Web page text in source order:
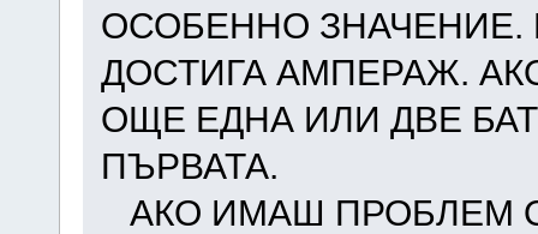
ОСОБЕННО
ДОСТИГА АМПЕРАЖ.
ОЩЕ ЕДНА ИЛИ ДВЕ
ПЪРВАТА.
АКО ИМАШ ПРОБЛЕМ